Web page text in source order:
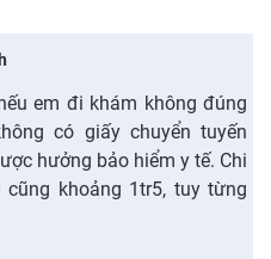
em đi khám không đúng
có giấy chuyển tuyến
hưởng bảo hiểm y tế. Chi
cũng khoảng 1tr5, tuy từng